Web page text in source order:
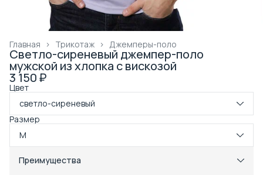
Джемперы-поло
Трикотаж ›
Главная ›
Светло-сиреневый джемпер-поло
мужской из хлопка с вискозой
3 150 ₽
Цвет
светло-сиреневый
Размер
M
Преимущества
Примерка при получении в пункте выдачи